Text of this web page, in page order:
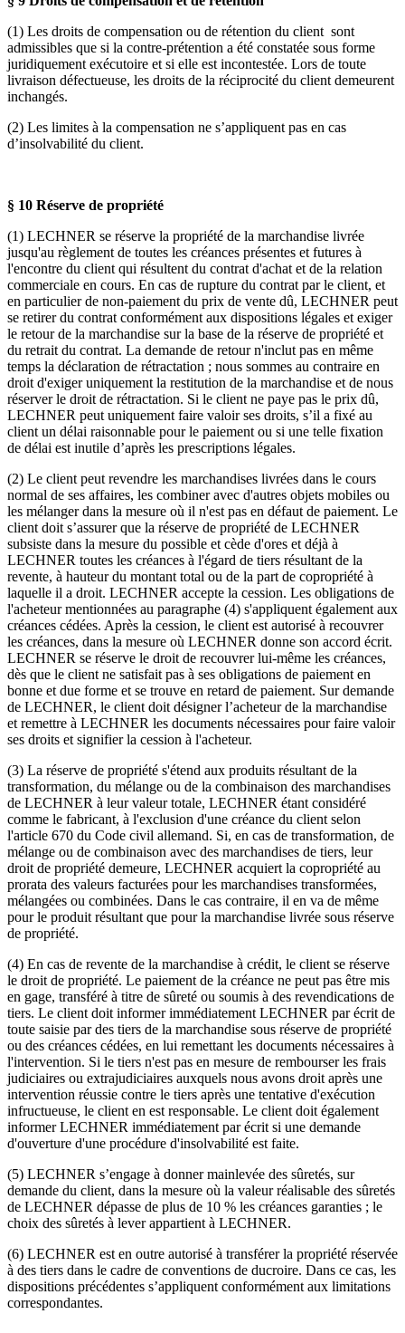
(1) Les droits de compensation ou de rétention du client sont
admissibles que si la contre-prétention a été constatée sous forme
juridiquement exécutoire et si elle est incontestée. Lors de toute
livraison défectueuse, les droits de la réciprocité du client demeurent
inchangés.
(2) Les limites à la compensation ne s’appliquent pas en cas
d’insolvabilité du client.
§ 10 Réserve de propriété
(1) LECHNER se réserve la propriété de la marchandise livrée
jusqu'au règlement de toutes les créances présentes et futures à
l'encontre du client qui résultent du contrat d'achat et de la relation
commerciale en cours. En cas de rupture du contrat par le client, et
en particulier de non-paiement du prix de vente dû, LECHNER peut
se retirer du contrat conformément aux dispositions légales et exiger
le retour de la marchandise sur la base de la réserve de propriété et
du retrait du contrat. La demande de retour n'inclut pas en même
temps la déclaration de rétractation ; nous sommes au contraire en
droit d'exiger uniquement la restitution de la marchandise et de nous
réserver le droit de rétractation. Si le client ne paye pas le prix dû,
LECHNER peut uniquement faire valoir ses droits, s’il a fixé au
client un délai raisonnable pour le paiement ou si une telle fixation
de délai est inutile d’après les prescriptions légales.
(2) Le client peut revendre les marchandises livrées dans le cours
normal de ses affaires, les combiner avec d'autres objets mobiles ou
les mélanger dans la mesure où il n'est pas en défaut de paiement. Le
client doit s’assurer que la réserve de propriété de LECHNER
subsiste dans la mesure du possible et cède d'ores et déjà à
LECHNER toutes les créances à l'égard de tiers résultant de la
revente, à hauteur du montant total ou de la part de copropriété à
laquelle il a droit. LECHNER accepte la cession. Les obligations de
l'acheteur mentionnées au paragraphe (4) s'appliquent également aux
créances cédées. Après la cession, le client est autorisé à recouvrer
les créances, dans la mesure où LECHNER donne son accord écrit.
LECHNER se réserve le droit de recouvrer lui-même les créances,
dès que le client ne satisfait pas à ses obligations de paiement en
bonne et due forme et se trouve en retard de paiement. Sur demande
de LECHNER, le client doit désigner l’acheteur de la marchandise
et remettre à LECHNER les documents nécessaires pour faire valoir
ses droits et signifier la cession à l'acheteur.
(3) La réserve de propriété s'étend aux produits résultant de la
transformation, du mélange ou de la combinaison des marchandises
de LECHNER à leur valeur totale, LECHNER étant considéré
comme le fabricant, à l'exclusion d'une créance du client selon
l'article 670 du Code civil allemand. Si, en cas de transformation, de
mélange ou de combinaison avec des marchandises de tiers, leur
droit de propriété demeure, LECHNER acquiert la copropriété au
prorata des valeurs facturées pour les marchandises transformées,
mélangées ou combinées. Dans le cas contraire, il en va de même
pour le produit résultant que pour la marchandise livrée sous réserve
de propriété.
(4) En cas de revente de la marchandise à crédit, le client se réserve
le droit de propriété. Le paiement de la créance ne peut pas être mis
en gage, transféré à titre de sûreté ou soumis à des revendications de
tiers. Le client doit informer immédiatement LECHNER par écrit de
toute saisie par des tiers de la marchandise sous réserve de propriété
ou des créances cédées, en lui remettant les documents nécessaires à
l'intervention. Si le tiers n'est pas en mesure de rembourser les frais
judiciaires ou extrajudiciaires auxquels nous avons droit après une
intervention réussie contre le tiers après une tentative d'exécution
infructueuse, le client en est responsable. Le client doit également
informer LECHNER immédiatement par écrit si une demande
d'ouverture d'une procédure d'insolvabilité est faite.
(5) LECHNER s’engage à donner mainlevée des sûretés, sur
demande du client, dans la mesure où la valeur réalisable des sûretés
de LECHNER dépasse de plus de 10 % les créances garanties ; le
choix des sûretés à lever appartient à LECHNER.
(6) LECHNER est en outre autorisé à transférer la propriété réservée
à des tiers dans le cadre de conventions de ducroire. Dans ce cas, les
dispositions précédentes s’appliquent conformément aux limitations
correspondantes.